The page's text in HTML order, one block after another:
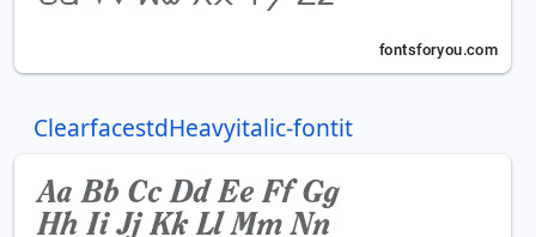
ClearfacestdHeavyitalic-fontit